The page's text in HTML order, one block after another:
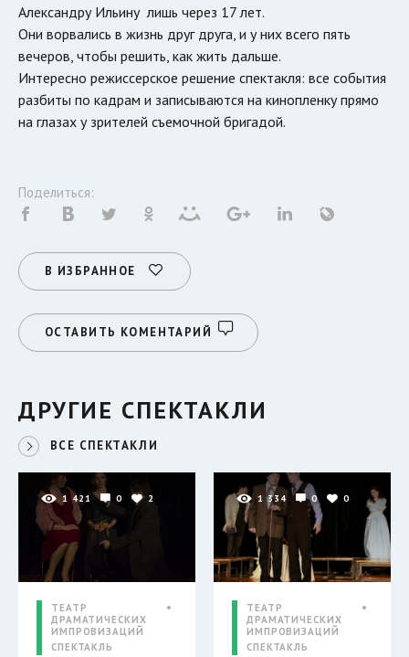
Александру Ильину лишь через 17 лет.
Они ворвались в жизнь друг друга, и у них всего пять
вечеров, чтобы решить, как жить дальше.
Интересно режиссерское решение спектакля: все события
разбиты по кадрам и записываются на кинопленку прямо
на глазах у зрителей съемочной бригадой.
Поделиться:
В ИЗБРАННОЕ
ОСТАВИТЬ КОМЕНТАРИЙ
ДРУГИЕ СПЕКТАКЛИ
ВСЕ СПЕКТАКЛИ
1 421 0 2
ТЕАТР
ДРАМАТИЧЕСКИХ
ИМПРОВИЗАЦИЙ
СПЕКТАКЛЬ
1 334 0 0
ТЕАТР
ДРАМАТИЧЕСКИХ
ИМПРОВИЗАЦИЙ
СПЕКТАКЛЬ